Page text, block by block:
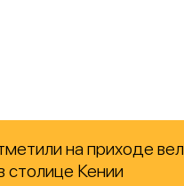
на приходе
столице Кении